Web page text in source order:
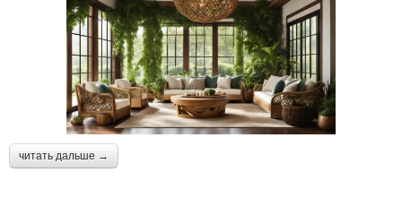
читать дальше →